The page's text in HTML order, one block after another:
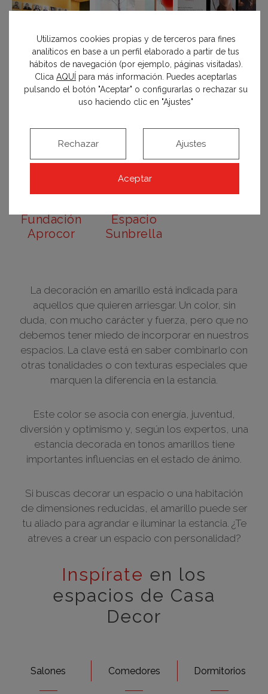
Entidad
Solidaria
–
el verde»
Fundación
Aprocor
Patio
de un
jardín que
escondió
Espacio
Sunbrella
«La Luz de
las Niñas» –
Espacio
Entreculturas
La decoración en amarillo está indicada para
aquellos que quieren arriesgar. Un color, sin
duda, con mucho carácter y fuerza, pero que no
debemos tener miedo de incorporar en nuestros
espacios. La clave está en saber combinarlo con
otras tonalidades o con texturas especiales que
marquen la diferencia en la estancia.
Este color se asocia con energía, juventud,
diversión y optimismo y, según los expertos, una
estancia decorada en tonos amarillos tiene
importantes influencias en el estado de ánimo.
Si buscas decorar un espacio o una habitación
de dimensiones reducidas, el amarillo puede ser
tu aliado para agrandar e iluminar la estancia. ¿Te
atreves a crear un espacio con personalidad?
Inspírate en los
espacios de Casa
Decor
Salones Comedores Dormitorios
Utilizamos cookies propias y de terceros para fines
analíticos en base a un perfil elaborado a partir de tus
hábitos de navegación (por ejemplo, páginas visitadas).
Clica AQUÍ para más información. Puedes aceptarlas
pulsando el botón "Aceptar" o configurarlas o rechazar su
uso haciendo clic en "Ajustes"
Aceptar
Rechazar Ajustes